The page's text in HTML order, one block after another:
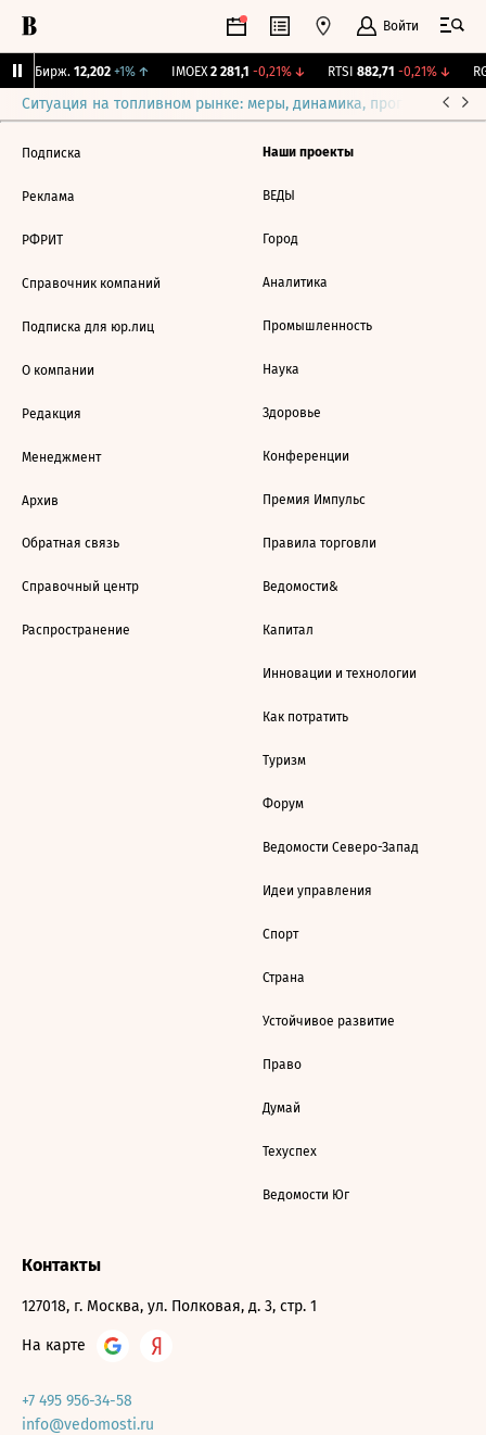
Войти
CNY Бирж. 12,202 +1%↑ IMOEX 2 281,1 -0,21%↓ RTSI 882,71 -0,21%↓
Ситуация на топливном рынке: меры, динамика, прогнозы
Подписка
Реклама
РФРИТ
Справочник компаний
Подписка для юр.лиц
О компании
Редакция
Менеджмент
Архив
Обратная связь
Справочный центр
Распространение
Наши проекты
ВЕДЫ
Город
Аналитика
Промышленность
Наука
Здоровье
Конференции
Премия Импульс
Правила торговли
Ведомости&
Капитал
Инновации и технологии
Как потратить
Туризм
Форум
Ведомости Северо-Запад
Идеи управления
Спорт
Страна
Устойчивое развитие
Право
Думай
Техуспех
Ведомости Юг
Контакты
127018, г. Москва, ул. Полковая, д. 3, стр. 1
На карте
+7 495 956-34-58
info@vedomosti.ru